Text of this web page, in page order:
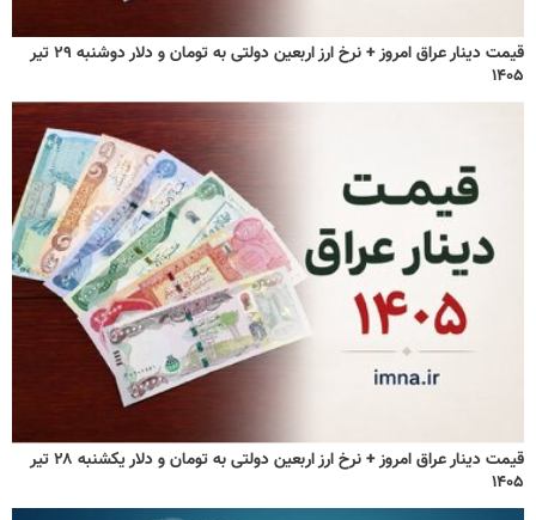
قیمت دینار عراق امروز + نرخ ارز اربعین دولتی به تومان و دلار دوشنبه ۲۹ تیر
۱۴۰۵
قیمت دینار عراق امروز + نرخ ارز اربعین دولتی به تومان و دلار یکشنبه ۲۸ تیر
۱۴۰۵